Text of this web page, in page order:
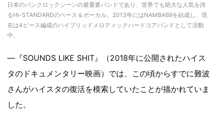
日本のパンクロックシーンの最重要バンドであり、世界でも絶大な人気を誇
るHi-STANDARDのベース＆ボーカル。2013年にはNAMBA69を結成し、現
在は4ピース編成のハイブリッドメロディックハードコアバンドとして活動
中。
―『SOUNDS LIKE SHIT』（2018年に公開されたハイス
タのドキュメンタリー映画）では、この頃からすでに難波
さんがハイスタの復活を模索していたことが描かれていま
した。